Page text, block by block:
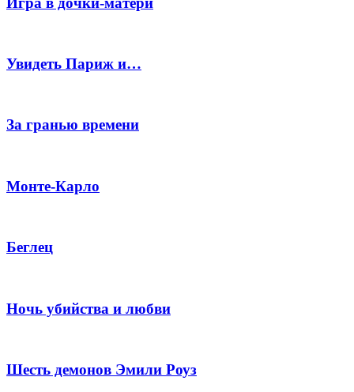
Увидеть Париж и…
За гранью времени
Монте-Карло
Беглец
Ночь убийства и любви
Шесть демонов Эмили Роуз